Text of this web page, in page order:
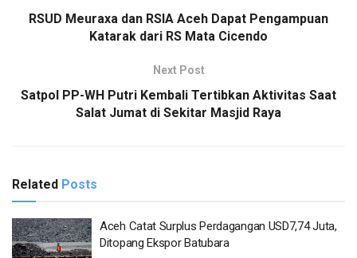
RSUD Meuraxa dan RSIA Aceh Dapat Pengampuan
Katarak dari RS Mata Cicendo
Next Post
Satpol PP-WH Putri Kembali Tertibkan Aktivitas Saat
Salat Jumat di Sekitar Masjid Raya
Related Posts
Aceh Catat Surplus Perdagangan USD7,74 Juta,
Ditopang Ekspor Batubara